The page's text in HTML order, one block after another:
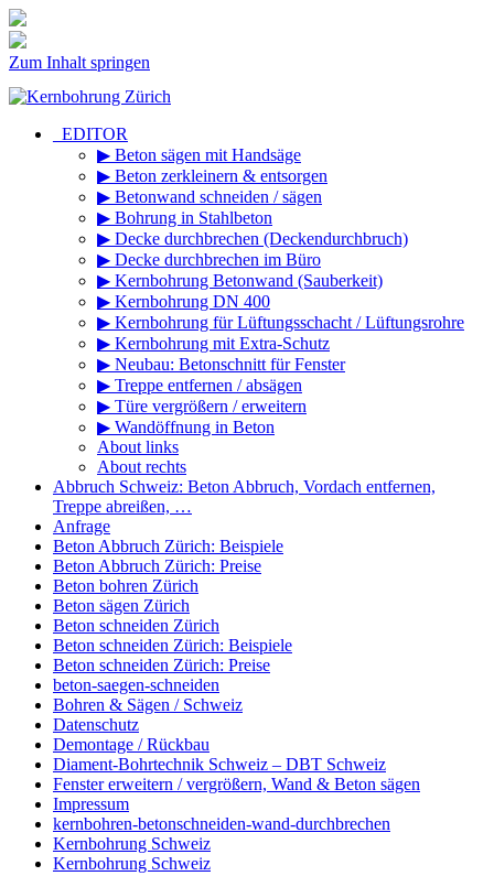
Zum Inhalt springen
_EDITOR
▶ Beton sägen mit Handsäge
▶ Beton zerkleinern & entsorgen
▶ Betonwand schneiden / sägen
▶ Bohrung in Stahlbeton
▶ Decke durchbrechen (Deckendurchbruch)
▶ Decke durchbrechen im Büro
▶ Kernbohrung Betonwand (Sauberkeit)
▶ Kernbohrung DN 400
▶ Kernbohrung für Lüftungsschacht / Lüftungsrohre
▶ Kernbohrung mit Extra-Schutz
▶ Neubau: Betonschnitt für Fenster
▶ Treppe entfernen / absägen
▶ Türe vergrößern / erweitern
▶ Wandöffnung in Beton
About links
About rechts
Abbruch Schweiz: Beton Abbruch, Vordach entfernen,
Treppe abreißen, …
Anfrage
Beton Abbruch Zürich: Beispiele
Beton Abbruch Zürich: Preise
Beton bohren Zürich
Beton sägen Zürich
Beton schneiden Zürich
Beton schneiden Zürich: Beispiele
Beton schneiden Zürich: Preise
beton-saegen-schneiden
Bohren & Sägen / Schweiz
Datenschutz
Demontage / Rückbau
Diament-Bohrtechnik Schweiz – DBT Schweiz
Fenster erweitern / vergrößern, Wand & Beton sägen
Impressum
kernbohren-betonschneiden-wand-durchbrechen
Kernbohrung Schweiz
Kernbohrung Schweiz